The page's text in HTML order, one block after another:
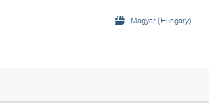
Magyar (Hungary)